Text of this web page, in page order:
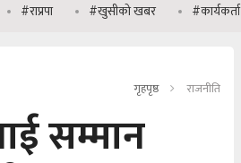
#राप्रपा #खुसीको खबर #कार्यकर्ता
गृहपृष्ठ राजनीति
सम्मान